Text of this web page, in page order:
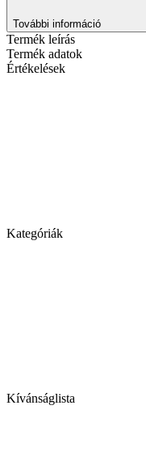
További információ
Termék leírás
Termék adatok
Értékelések
Kategóriák
Kívánságlista